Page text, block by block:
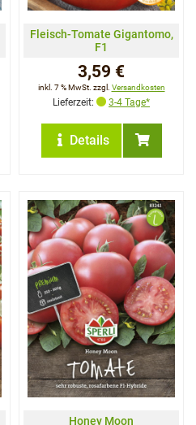
Fleisch-Tomate Gigantomo,
F1
3,59 €
inkl. 7 % MwSt. zzgl. Versandkosten
Lieferzeit: 3-4 Tage*
Details
Honey Moon